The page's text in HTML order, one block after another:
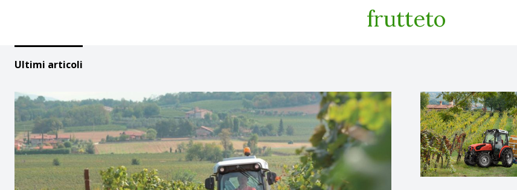
frutteto
Ultimi articoli